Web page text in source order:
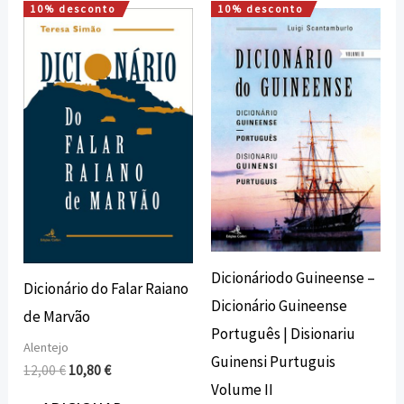
10% desconto
Dicionário do Falar Raiano
de Marvão
Alentejo
12,00€
O
preço
original
era:
12,00 €.
10,80€
O
preço
atual
é:
10,80 €.
10% desconto
Dicionáriodo Guineense –
Dicionário Guineense
Português | Disionariu
Guinensi Purtuguis
Volume II
O
preço
original
era:
37,10 €.
O
preço
atual
é:
33,39 €.